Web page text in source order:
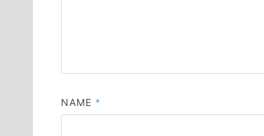
NAME *